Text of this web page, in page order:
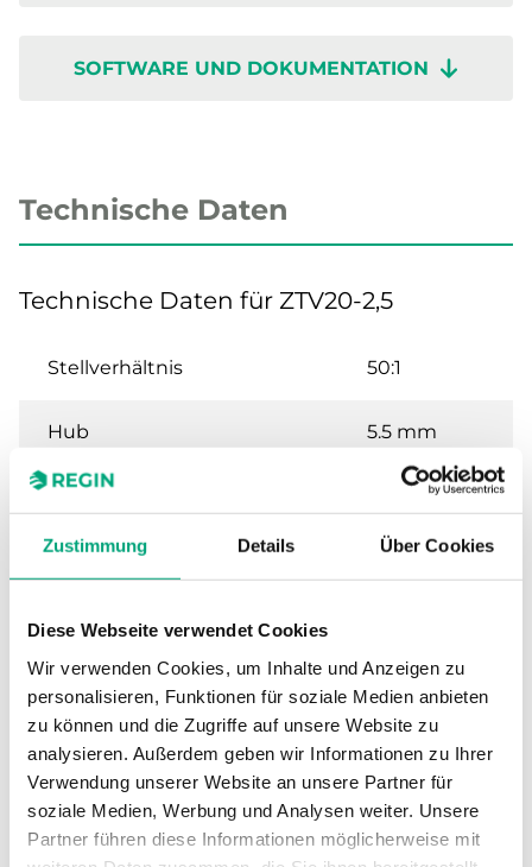
Zustimmung Details Über Cookies
Diese Webseite verwendet Cookies
Wir verwenden Cookies, um Inhalte und Anzeigen zu
personalisieren, Funktionen für soziale Medien anbieten
zu können und die Zugriffe auf unsere Website zu
analysieren. Außerdem geben wir Informationen zu Ihrer
Verwendung unserer Website an unsere Partner für
soziale Medien, Werbung und Analysen weiter. Unsere
Partner führen diese Informationen möglicherweise mit
SOFTWARE UND DOKUMENTATION
Technische Daten
Technische Daten für ZTV20-2,5
Stellverhältnis 50:1
Hub 5.5 mm
Nennweite
Kvs 2.5 m³/h
Max. Differenzdruck
Anschluss G 3/4"
Medientemperatur 1…110 °C
Ventiltyp 2-Wege